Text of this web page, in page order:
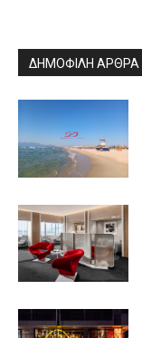
ΔΗΜΟΦΙΛΗ ΑΡΘΡΑ